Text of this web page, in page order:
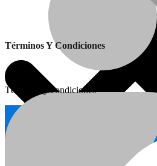
Términos Y Condiciones
Términos y condiciones